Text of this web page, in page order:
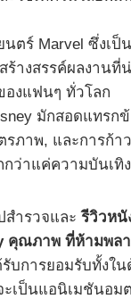
นตร์ Marvel ซึ่งเป็
ร้างสรรค์ผลงานที่
องแฟนๆ ทั่วโลก
มักสอดแทรก
รภาพ, และการก้า
กว่าแค่ความบันเทิง
สำรวจและรีวิวหนั
คุณภาพ ที่ห้ามพล
บการยอมรับทั้งใ
ะเป็นแอนิเมชันอม